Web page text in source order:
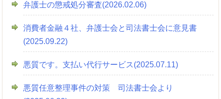
弁護士の懲戒処分審査(2026.02.06)
消費者金融４社、弁護士会と司法書士会に意見書
(2025.09.22)
悪質です。支払い代行サービス(2025.07.11)
悪質任意整理事件の対策 司法書士会より